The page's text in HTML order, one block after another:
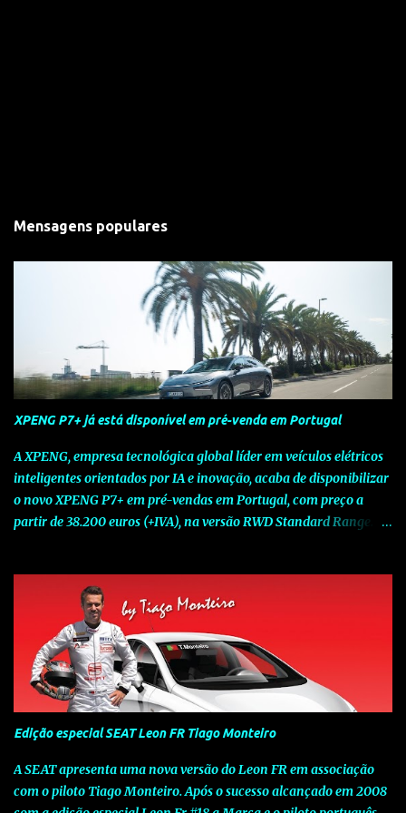
Mensagens populares
XPENG P7+ já está disponível em pré-venda em Portugal
A XPENG, empresa tecnológica global líder em veículos elétricos
inteligentes orientados por IA e inovação, acaba de disponibilizar
o novo XPENG P7+ em pré-vendas em Portugal, com preço a
partir de 38.200 euros (+IVA), na versão RWD Standard Range.
num momento decisivo, em que a indústria automóvel evolui da
mobilidade baseada na potência para a mobilidade baseada na
inteligência. Concebido como um fastback preparado para o
futuro e otimizado por Inteligência Artificial (IA), o novo XPENG
P7+ combina uma arquitetura inteligente avançada, um espaço
de referência no segmento e grande versatilidade para viagens,
compromisso de longo prazo da XPENG com a mobilidade
elétrica centrada no utilizador. O novo XPENG P7+ destaca-se
pela exclusividade do chip TURING AI, que oferece até 750 TOPS
de capacidade de computaç...
Edição especial SEAT Leon FR Tiago Monteiro
A SEAT apresenta uma nova versão do Leon FR em associação
com o piloto Tiago Monteiro. Após o sucesso alcançado em 2008